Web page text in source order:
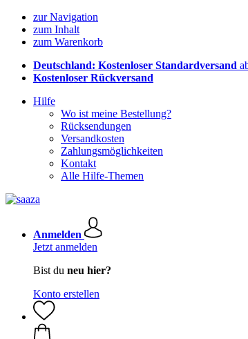
zur Navigation
zum Inhalt
zum Warenkorb
Deutschland: Kostenloser Standardversand
Kostenloser Rückversand
Hilfe
Wo ist meine Bestellung?
Rücksendungen
Versandkosten
Zahlungsmöglichkeiten
Kontakt
Alle Hilfe-Themen
Anmelden
Jetzt anmelden
Bist du neu hier?
Konto erstellen